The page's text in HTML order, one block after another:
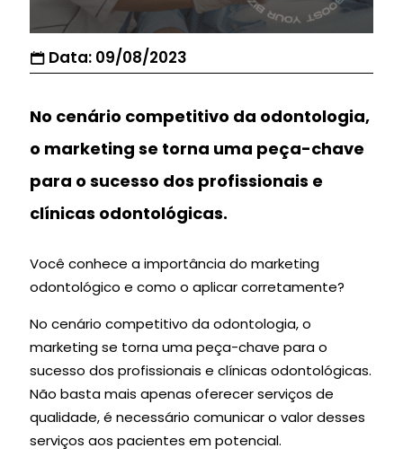
Data: 09/08/2023
No cenário competitivo da odontologia,
o marketing se torna uma peça-chave
para o sucesso dos profissionais e
clínicas odontológicas.
Você conhece a importância do marketing
odontológico e como o aplicar corretamente?
No cenário competitivo da odontologia, o
marketing se torna uma peça-chave para o
sucesso dos profissionais e clínicas odontológicas.
Não basta mais apenas oferecer serviços de
qualidade, é necessário comunicar o valor desses
serviços aos pacientes em potencial.